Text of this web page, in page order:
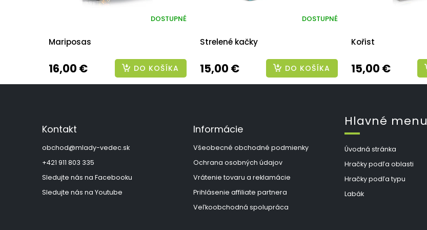
Mariposas
DOSTUPNÉ
16,00 € DO KOŠÍKA
Strelené kačky
DOSTUPNÉ
15,00 € DO KOŠÍKA
Kořist
15,00 €
Z
Kontakt
obchod@mlady-vedec.sk
+421 911 803 335
Sledujte nás na Facebooku
Sledujte nás na Youtube
Informácie
Všeobecné obchodné podmienky
Ochrana osobných údajov
Vrátenie tovaru a reklamácie
Prihlásenie affiliate partnera
Veľkoobchodná spolupráca
Hlavné menu
Úvodná stránka
Hračky podľa oblasti
Hračky podľa typu
Labák